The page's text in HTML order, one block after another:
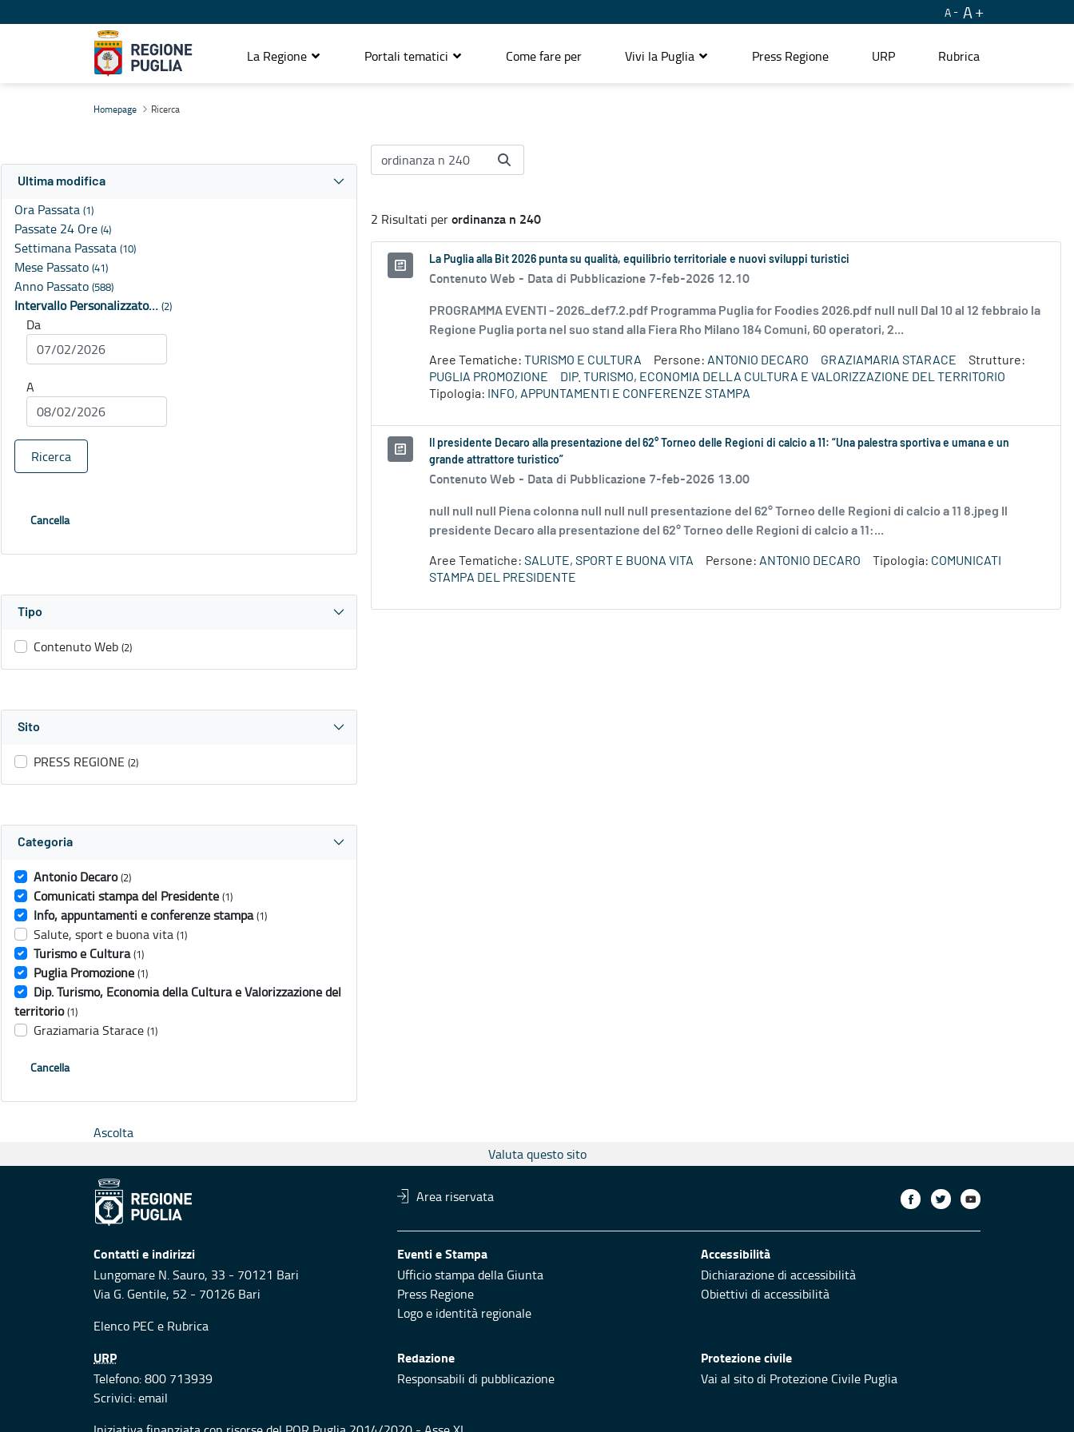
A A
La Regione Portali tematici Come fare per Vivi la Puglia Press Regione URP Rubrica
Homepage Ricerca
Ultima modifica
Ora Passata (1)
Passate 24 Ore (4)
Settimana Passata (10)
Mese Passato (41)
Anno Passato (588)
Intervallo Personalizzato… (2)
Da
A
Ricerca
Cancella
Tipo
Contenuto Web (2)
Sito
PRESS REGIONE (2)
Categoria
Antonio Decaro (2)
Comunicati stampa del Presidente (1)
Info, appuntamenti e conferenze stampa (1)
Salute, sport e buona vita (1)
Turismo e Cultura (1)
Puglia Promozione (1)
Dip. Turismo, Economia della Cultura e Valorizzazione del
territorio (1)
Graziamaria Starace (1)
Cancella
2 Risultati perordinanza n 240
La Puglia alla Bit 2026 punta su qualità, equilibrio territoriale e nuovi sviluppi turistici
Contenuto Web - Data di Pubblicazione 7-feb-2026 12.10
PROGRAMMA EVENTI - 2026_def7.2.pdf Programma Puglia for Foodies 2026.pdf null null Dal 10 al 12 febbraio la
Regione Puglia porta nel suo stand alla Fiera Rho Milano 184 Comuni, 60 operatori, 2...
Aree Tematiche: TURISMO E CULTURA Persone: ANTONIO DECARO GRAZIAMARIA STARACE
Strutture:
PUGLIA PROMOZIONE
DIP. TURISMO, ECONOMIA DELLA CULTURA E VALORIZZAZIONE DEL TERRITORIO
Tipologia:
INFO, APPUNTAMENTI E CONFERENZE STAMPA
Il presidente Decaro alla presentazione del 62° Torneo delle Regioni di calcio a 11: “Una palestra sportiva e umana e un
grande attrattore turistico”
Contenuto Web - Data di Pubblicazione 7-feb-2026 13.00
null null null Piena colonna null null null presentazione del 62° Torneo delle Regioni di calcio a 11 8.jpeg Il
presidente Decaro alla presentazione del 62° Torneo delle Regioni di calcio a 11:...
Aree Tematiche: SALUTE, SPORT E BUONA VITA Persone: ANTONIO DECARO Tipologia: COMUNICATI
STAMPA DEL PRESIDENTE
Ascolta
Valuta questo sito
Area riservata
Contatti e indirizzi
Lungomare N. Sauro, 33 - 70121 Bari
Via G. Gentile, 52 - 70126 Bari
Elenco PEC e Rubrica
Eventi e Stampa
Ufficio stampa della Giunta
Press Regione
Logo e identità regionale
Accessibilità
Dichiarazione di accessibilità
Obiettivi di accessibilità
URP
Telefono: 800 713939
Scrivici:email
Redazione
Responsabili di pubblicazione
Protezione civile
Vai al sito di Protezione Civile Puglia